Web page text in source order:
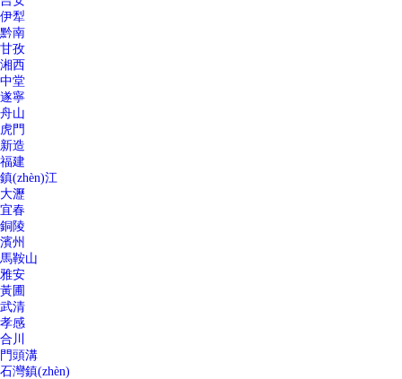
伊犁
黔南
甘孜
湘西
中堂
遂寧
舟山
虎門
新造
福建
鎮(zhèn)江
大瀝
宜春
銅陵
濱州
馬鞍山
雅安
黃圃
武清
孝感
合川
門頭溝
石灣鎮(zhèn)